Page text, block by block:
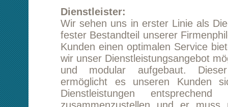
ermöglicht es unseren Kunden sich die
Dienstleistungen entsprechend seiner
zusammenzustellen und er muss nicht ein
Leistungspaket buchen, welches er in Teilen
kann. Dieser und einige weitere Punkte
von unseren Mitbewerbern.
verringerte Umweltbelastung insbesondere
Transport Leonberg Berlinsind das Ziel
Arbeit, dabei geben wir unsere
den Kunden weiter.